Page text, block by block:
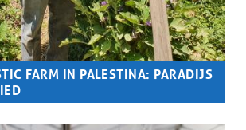
FARM IN PALESTINA: PARADIJS